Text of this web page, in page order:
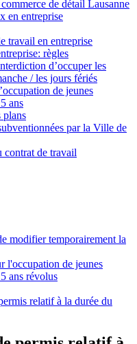
de détail Lausanne
en entreprise
travail en entreprise
règles
d’occuper les
/ les jours fériés
de jeunes
ans
plans
par la Ville de
contrat de travail
modifier temporairement la
l'occupation de jeunes
ans révolus
relatif à la durée du